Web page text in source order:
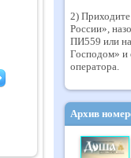
2)
России»,
ПИ559 или
Господом» и
оператора.
Архив